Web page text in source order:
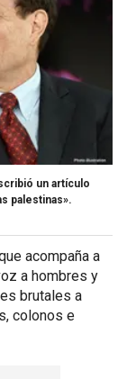
un artículo
palestinas».
acompaña a
a hombres y
brutales a
colonos e